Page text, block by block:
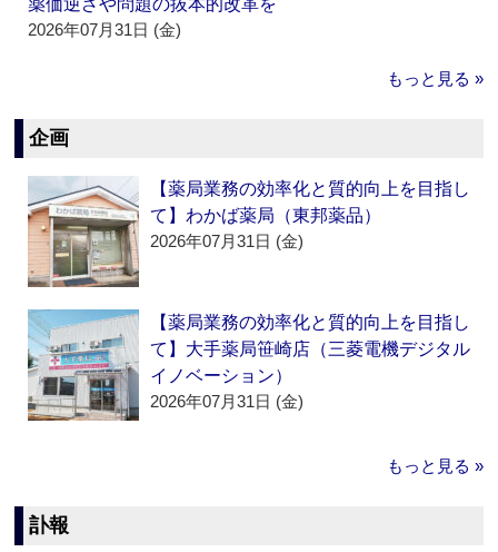
薬価逆ざや問題の抜本的改革を
2026年07月31日 (金)
もっと見る »
企画
【薬局業務の効率化と質的向上を目指し
て】わかば薬局（東邦薬品）
2026年07月31日 (金)
【薬局業務の効率化と質的向上を目指し
て】大手薬局笹崎店（三菱電機デジタル
イノベーション）
2026年07月31日 (金)
もっと見る »
訃報